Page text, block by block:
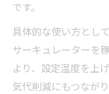
です。
具体的な使い方とし
サーキュレーターを
より、設定温度を上
気代削減にもつなが